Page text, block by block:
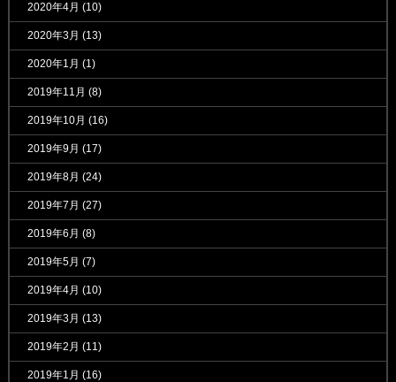
2020年4月 (10)
2020年3月 (13)
2020年1月 (1)
2019年11月 (8)
2019年10月 (16)
2019年9月 (17)
2019年8月 (24)
2019年7月 (27)
2019年6月 (8)
2019年5月 (7)
2019年4月 (10)
2019年3月 (13)
2019年2月 (11)
2019年1月 (16)